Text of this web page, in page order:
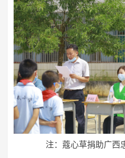
注：蔻心草捐助广西